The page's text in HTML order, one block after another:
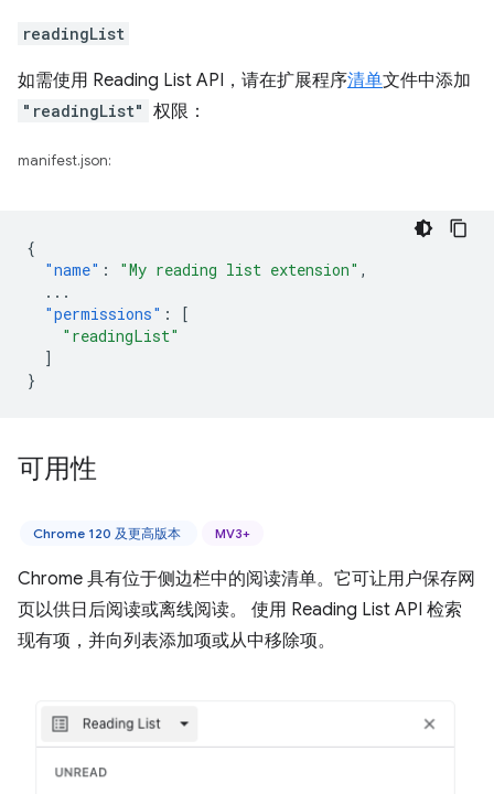
readingList
如需使用 Reading List API，请在扩展程序清单文件中添加
"readingList" 权限：
manifest.json:
{
"name" : "My reading list extension" ,
...
"permissions" :
[
"readingList"
]
}
可用性
Chrome 120 及更高版本 MV3+
Chrome 具有位于侧边栏中的阅读清单。它可让用户保存网
页以供日后阅读或离线阅读。 使用 Reading List API 检索
现有项，并向列表添加项或从中移除项。